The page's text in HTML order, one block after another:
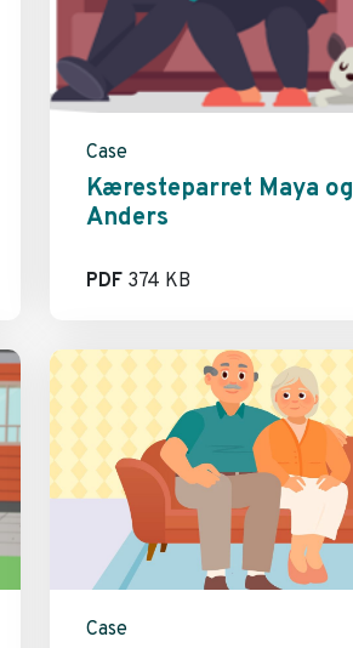
Case
Kæresteparret Maya og
Anders
PDF 374 KB
Case